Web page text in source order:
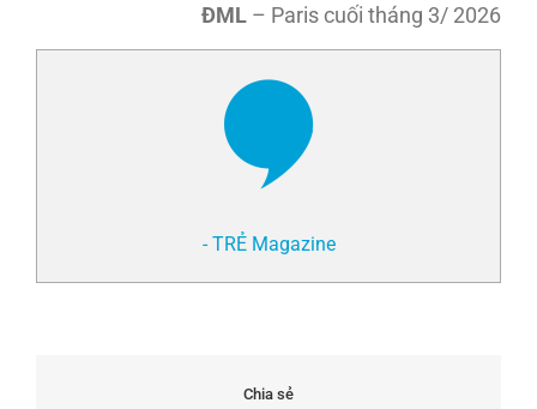
ĐML – Paris cuối tháng 3/ 2026
- TRẺ Magazine
Chia sẻ